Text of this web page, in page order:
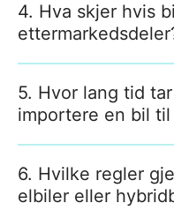
4. Hva skjer hvis
5. Hvor lang tid
importere en bil til
6. Hvilke regler
elbiler eller